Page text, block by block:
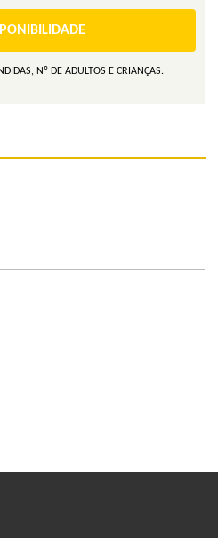
Nº DE ADULTOS E CRIANÇAS.